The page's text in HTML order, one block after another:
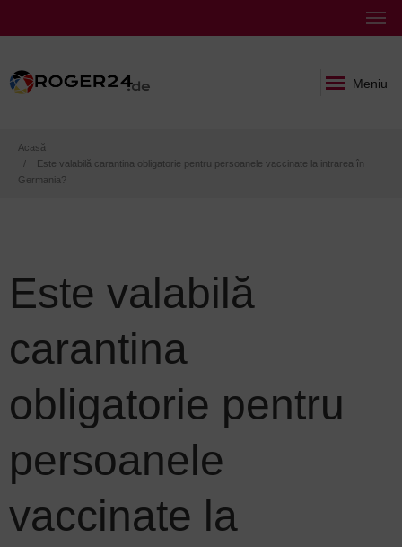
Meniu
Breadcrumb
Acasă
Este valabilă carantina obligatorie pentru persoanele vaccinate la intrarea în
Germania?
Este valabilă
carantina
obligatorie pentru
persoanele
vaccinate la